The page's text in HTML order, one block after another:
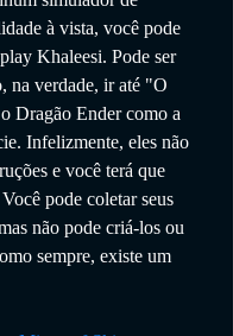
à vista, você pode
Khaleesi. Pode ser
na verdade, ir até "O
Dragão Ender como a
Infelizmente, eles não
e você terá que
pode coletar seus
não pode criá-los ou
sempre, existe um